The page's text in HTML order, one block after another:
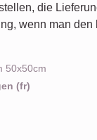
die
wenn man
50x50cm
(fr)